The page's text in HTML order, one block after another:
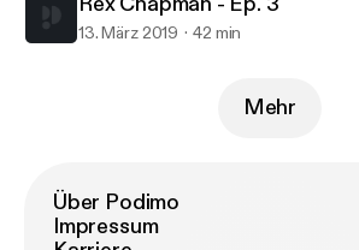
13. März 2019 42 min
Mehr
Über Podimo
Impressum